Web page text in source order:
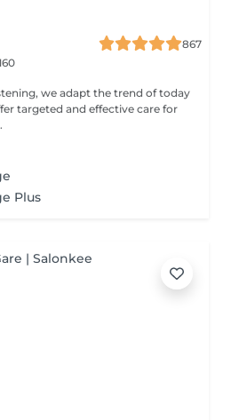
867
we adapt the trend of today
targeted and effective care for
Plus